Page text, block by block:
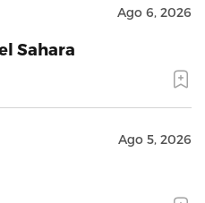
Ago 6, 2026
Sahara
Ago 5, 2026